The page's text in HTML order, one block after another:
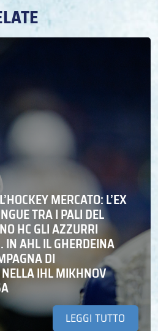
MERCATO: L’EX
TRA I PALI DEL
HC GLI AZZURRI
IN AHL IL GHERDEINA
DI
IHL MIKHNOV
LEGGI TUTTO